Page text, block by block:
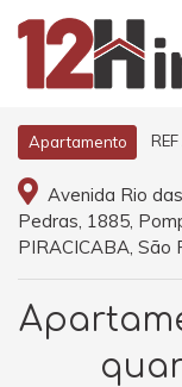
Apartamento
Avenida Rio das
Pedras, 1885,
PIRACICABA, São